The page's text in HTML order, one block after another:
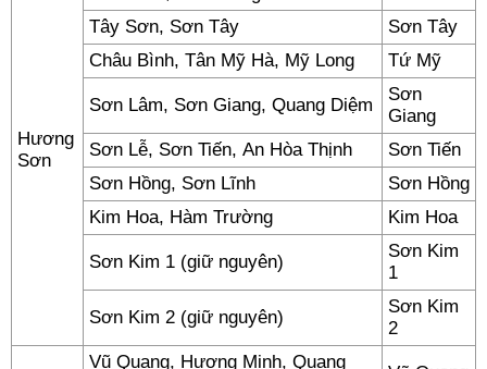
Hương
Sơn
Tây Sơn, Sơn Tây
Sơn Tây
Châu Bình, Tân Mỹ Hà, Mỹ Long
Tứ Mỹ
Sơn Lâm, Sơn Giang, Quang Diệm
Sơn
Giang
Sơn Lễ, Sơn Tiến, An Hòa Thịnh
Sơn Tiến
Sơn Hồng, Sơn Lĩnh
Sơn Hồng
Kim Hoa, Hàm Trường
Kim Hoa
Sơn Kim 1 (giữ nguyên)
Sơn Kim
1
Sơn Kim 2 (giữ nguyên)
Sơn Kim
2
Vũ Quang, Hương Minh, Quang